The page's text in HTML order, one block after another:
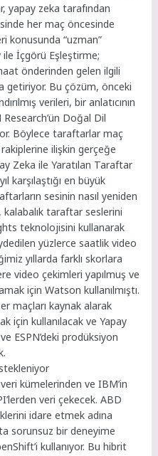
yapay zeka tarafından
her maç öncesinde
konusunda “uzman”
İçgörü Eşleştirme;
önderinden gelen ilgili
getiriyor. Bu çözüm, önceki
verileri, bir anlatıcının
Doğal Dil
Böylece taraftarlar maç
ilişkin gerçeğe
Zeka ile Yaratılan Taraftar
karşılaştığı en büyük
sesinin nasıl yeniden
taraftar seslerini
teknolojisini kullanarak
yüzlerce saatlik video
yıllarda farklı skorlara
video çekimleri yapılmuş ve
için Watson kullanılmıştı.
maçları kaynak alarak
için kullanılacak ve Yapay
ESPN’deki prodüksiyon
kümelerinden ve IBM’in
veri çekecek. ABD
idare etmek adına
sorunsuz bir deneyime
kullanıyor. Bu hibrit